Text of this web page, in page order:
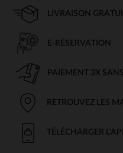
LIVRAISON
E-RÉSERVATION
PAIEMENT 3X
RETROUVEZ LES
TÉLÉCHARGER